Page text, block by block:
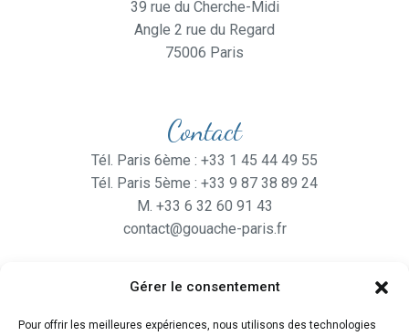
Gérer le consentement
Pour offrir les meilleures expériences, nous utilisons des technologies
39 rue du Cherche-Midi
Angle 2 rue du Regard
75006 Paris
Contact
Tél. Paris 6ème : +33 1 45 44 49 55
Tél. Paris 5ème : +33 9 87 38 89 24
M. +33 6 32 60 91 43
contact@gouache-paris.fr